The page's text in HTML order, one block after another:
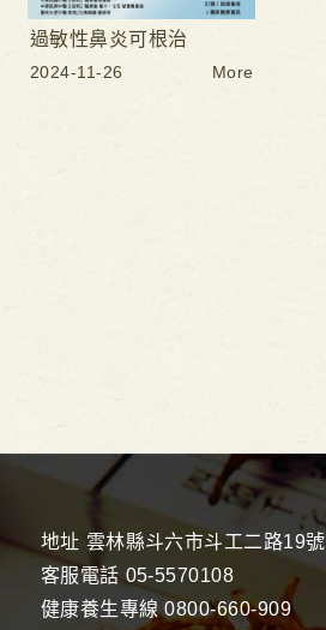
過敏性鼻炎可根治
2024-11-26 More
地址 雲林縣斗六市斗工二路19號
客服電話 05-5570108
健康養生專線 0800-660-909